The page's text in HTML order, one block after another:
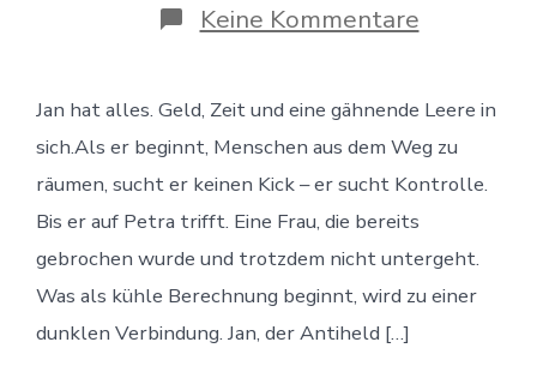
Keine Kommentarezu
Therapie
NSFW
Rache
Romance
Jan hat alles. Geld, Zeit und eine gähnende Leere in
sich.Als er beginnt, Menschen aus dem Weg zu
räumen, sucht er keinen Kick – er sucht Kontrolle.
Bis er auf Petra trifft. Eine Frau, die bereits
gebrochen wurde und trotzdem nicht untergeht.
Was als kühle Berechnung beginnt, wird zu einer
dunklen Verbindung. Jan, der Antiheld […]